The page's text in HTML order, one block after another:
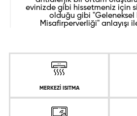
evinizde gibi hissetmeniz için
olduğu gibi "Geleneksel
Misafirperverliği" anlayışı
MERKEZİ ISITMA